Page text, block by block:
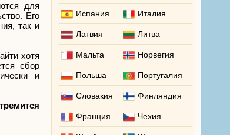
Испания Италия
Латвия Литва
Мальта Норвегия
Польша Португалия
Словакия Финляндия
Франция Чехия
для
Его
так и
хотя
сбор
и